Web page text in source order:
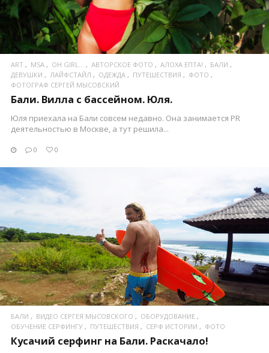
ART MSA OH GIRL... АВТОРСКОЕ ФОТО АЛОХА ЕПТА!
БАЛИ
ДЕВУШКИ
ЛАЙФСТАЙЛ ОДЕЖДА ПУТЕШЕСТВИЯ
ФОТО
ФОТОГРАФ СЕРГЕЙ МЫСОВСКИЙ
Бали. Вилла с бассейном. Юля.
Юля приехала на Бали совсем недавно. Она занимается PR
деятельностью в Москве, а тут решила...
0 0
ПОСМОТРЕТЬ
БАЛИ ВИДЕО СЕРГЕЯ МЫСОВСКОГО
ОБОРУДОВАНИЕ
ОБУЧЕНИЕ СЕРФИНГУ
ПУТЕШЕСТВИЯ СЕРФ ИСТОРИИ ФОТО
Кусачий серфинг на Бали. Раскачало!